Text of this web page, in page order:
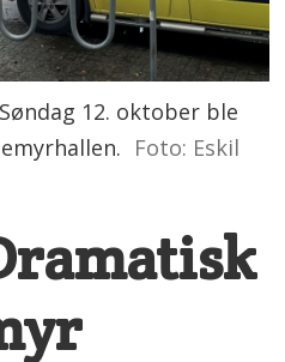
12. oktober ble
Foto: Eskil